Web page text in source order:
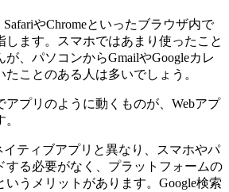
やChromeといったブラウザ内で
します。スマホではあまり使ったこと
、パソコンからGmailやGoogleカレ
ことのある人は多いでしょう。
アプリのように動くものが、Webアプ
イティブアプリと異なり、スマホやパ
する必要がなく、プラットフォームの
うメリットがあります。Google検索